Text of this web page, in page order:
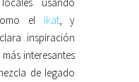
el ikat, y
inspiración
interesantes
de legado